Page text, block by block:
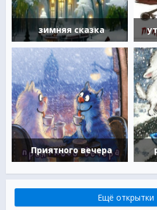
зимняя сказка
Приятного вечера
Ещё